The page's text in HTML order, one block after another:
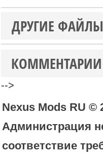
ДРУГИЕ ФАЙЛЫ
-->
Nexus Mods RU ©
Администрация
соответствие